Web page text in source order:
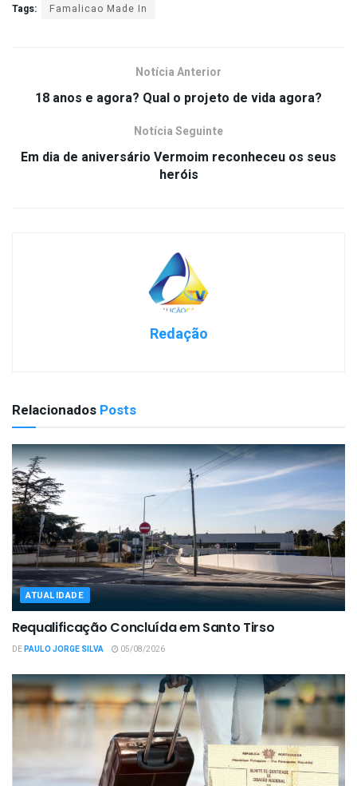
Tags: Famalicao Made In
Notícia Anterior
18 anos e agora? Qual o projeto de vida agora?
Notícia Seguinte
Em dia de aniversário Vermoim reconheceu os seus
heróis
Redação
Relacionados Posts
ATUALIDADE
Requalificação Concluída em Santo Tirso
DEPAULO JORGE SILVA 05/08/2026